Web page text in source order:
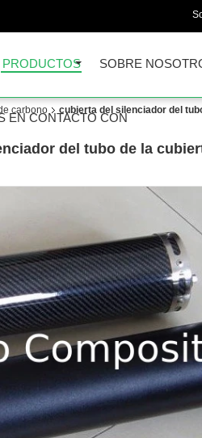
PRODUCTOS SOBRE
EN CONTACTO CON
carbono
cubierta del silenciador del
del tubo de la